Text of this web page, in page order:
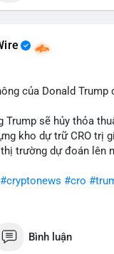
khoản để bán ra,
trường trước khi có
đầu tư nhỏ lẻ:
24 giờ tới, khả năng
#dichuyenvinuong
của Donald
Trump sẽ hủy thỏa
kho dự trữ CRO trị
trường dự đoán lên
#cryptonews #cro
Bình luận